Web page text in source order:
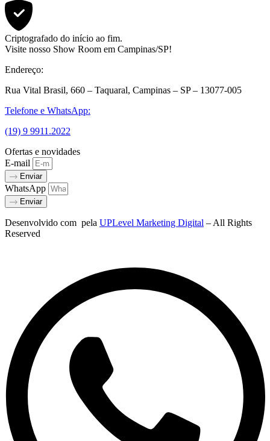
Criptografado do início ao fim.
Visite nosso Show Room em Campinas/SP!
Endereço:
Rua Vital Brasil, 660 – Taquaral, Campinas – SP – 13077-005
Telefone e WhatsApp:
(19) 9 9911.2022
Ofertas e novidades
E-mail
Enviar
WhatsApp
Enviar
Desenvolvido com pela UPLevel Marketing Digital – All Rights
Reserved